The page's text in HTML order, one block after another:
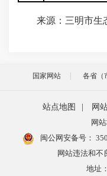
来源：三明市生
国家网站 各省（
站点地图 网
网
闽公网安备号：
网站违法和不
地址